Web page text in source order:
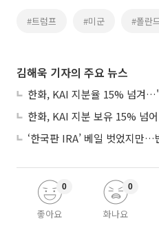
#트럼프 #미군 #폴란
김해욱 기자의 주요 뉴스
한화, KAI 지분율 15% 넘겨
좋아요
0
화나요
0